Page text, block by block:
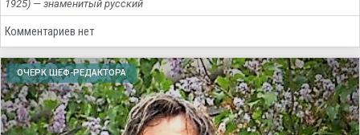
1925) — знаменитый русский
Комментариев нет
ОЧЕРК ШЕФ-РЕДАКТОРА